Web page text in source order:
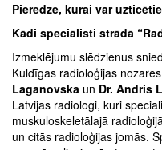
Pieredze, kurai var
Kādi speciālisti strādā
Izmeklējumu slēdzienus
Kuldīgas radioloģijas
Laganovska un Dr. Andris
Latvijas radiologi, kuri
muskuloskeletālajā
un citās radioloģijas jomās.